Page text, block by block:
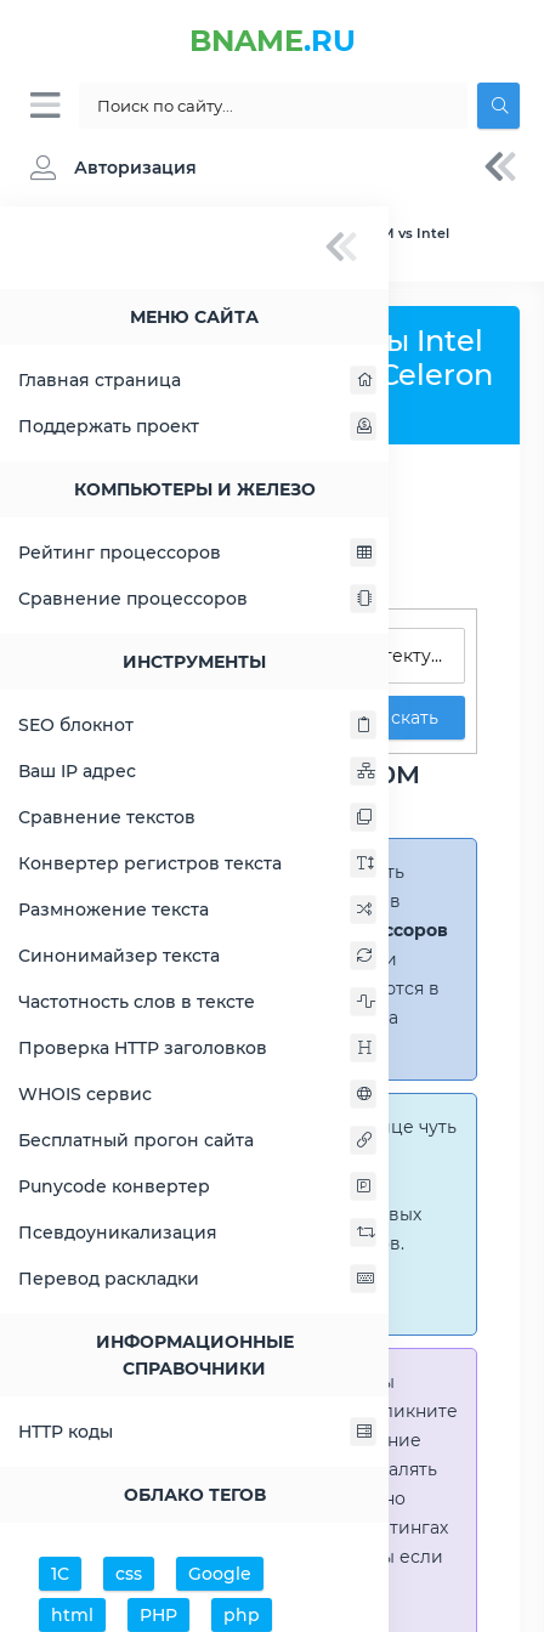
BNAME.RU
Авторизация
МЕНЮ САЙТА
Главная страница
Поддержать проект
КОМПЬЮТЕРЫ И ЖЕЛЕЗО
Рейтинг процессоров
Сравнение процессоров
ИНСТРУМЕНТЫ
SEO блокнот
Ваш IP адрес
Сравнение текстов
Конвертер регистров текста
Размножение текста
Синонимайзер текста
Частотность слов в тексте
Проверка HTTP заголовков
WHOIS сервис
Бесплатный прогон сайта
Punycode конвертер
Псевдоуникализация
Перевод раскладки
ИНФОРМАЦИОННЫЕ
СПРАВОЧНИКИ
HTTP коды
ОБЛАКО ТЕГОВ
1С css
Google
html
PHP
php
» Сравнение Intel Celeron 1000M vs Intel
Сравнить процессоры Intel
Celeron 1000M и Intel Celeron
Поиск процессоров
Искать
Сравнение Celeron 1000M
против Celeron G4950
Справка:Можно добавить
несколько процессоров в
(до 14 процессоров
в таблице)
. В случае если
процессоры не помещаются в
таблицу, появится полоса
прокрутки.
На этой странице чуть
графические сравнения
количественных и числовых
параметров процессоров.
Перейти к наглядным
Справка:Для того что-бы
выделить процессор - кликните
на его название. Выделение
позволяет выборочно удалять
процессоры или наглядно
видеть результаты в рейтингах
(Во избежении путаницы если
в таблице несколько
процессоров)